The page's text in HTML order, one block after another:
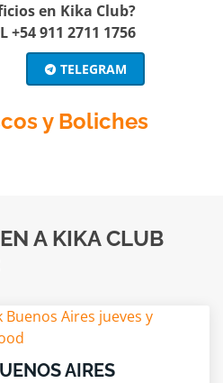
en Kika Club?
+54 911 2711 1756
TELEGRAM
y Boliches
A KIKA CLUB
AIRES